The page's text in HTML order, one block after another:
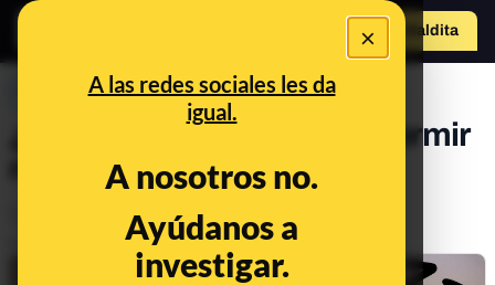
×
A las redes sociales les da
igual.
A nosotros no.
Ayúdanos a
investigar.
Hazte Maldito
a
PREBUNKING
¿Las mujeres necesitan dormir
más que los hombres?
Jul 4, 2024, 4:00:32 PM